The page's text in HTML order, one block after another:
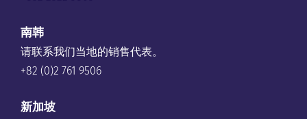
南韩
请联系我们当地的销售代表。
+82 (0)2 761 9506
新加坡